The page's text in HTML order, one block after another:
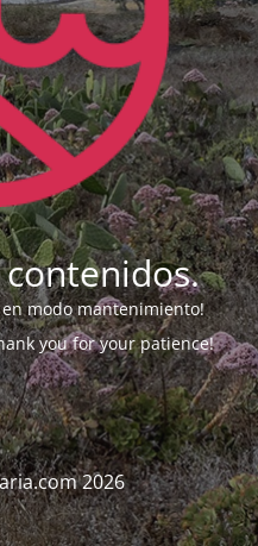
modo mantenimiento!
you for your patience!
2026